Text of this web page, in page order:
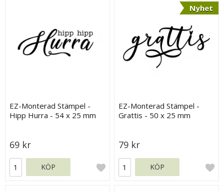
EZ-Monterad Stämpel -
Hipp Hurra - 54 x 25 mm
69 kr
KÖP
Nyhet
EZ-Monterad Stämpel -
Grattis - 50 x 25 mm
79 kr
KÖP